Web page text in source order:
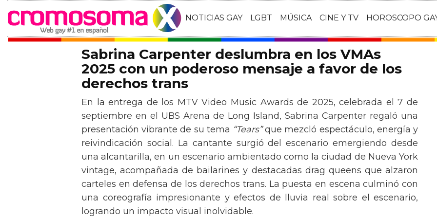
NOTICIAS GAY LGBT MÚSICA CINE Y TV HOROSCOPO
Sabrina Carpenter deslumbra en los VMAs
2025 con un poderoso mensaje a favor de los
derechos trans
En la entrega de los MTV Video Music Awards de 2025, celebrada el 7 de
septiembre en el UBS Arena de Long Island, Sabrina Carpenter regaló una
presentación vibrante de su tema “Tears”que mezcló espectáculo, energía y
reivindicación social. La cantante surgió del escenario emergiendo desde
una alcantarilla, en un escenario ambientado como la ciudad de Nueva York
vintage, acompañada de bailarines y destacadas drag queens que alzaron
carteles en defensa de los derechos trans. La puesta en escena culminó con
una coreografía impresionante y efectos de lluvia real sobre el escenario,
logrando un impacto visual inolvidable.